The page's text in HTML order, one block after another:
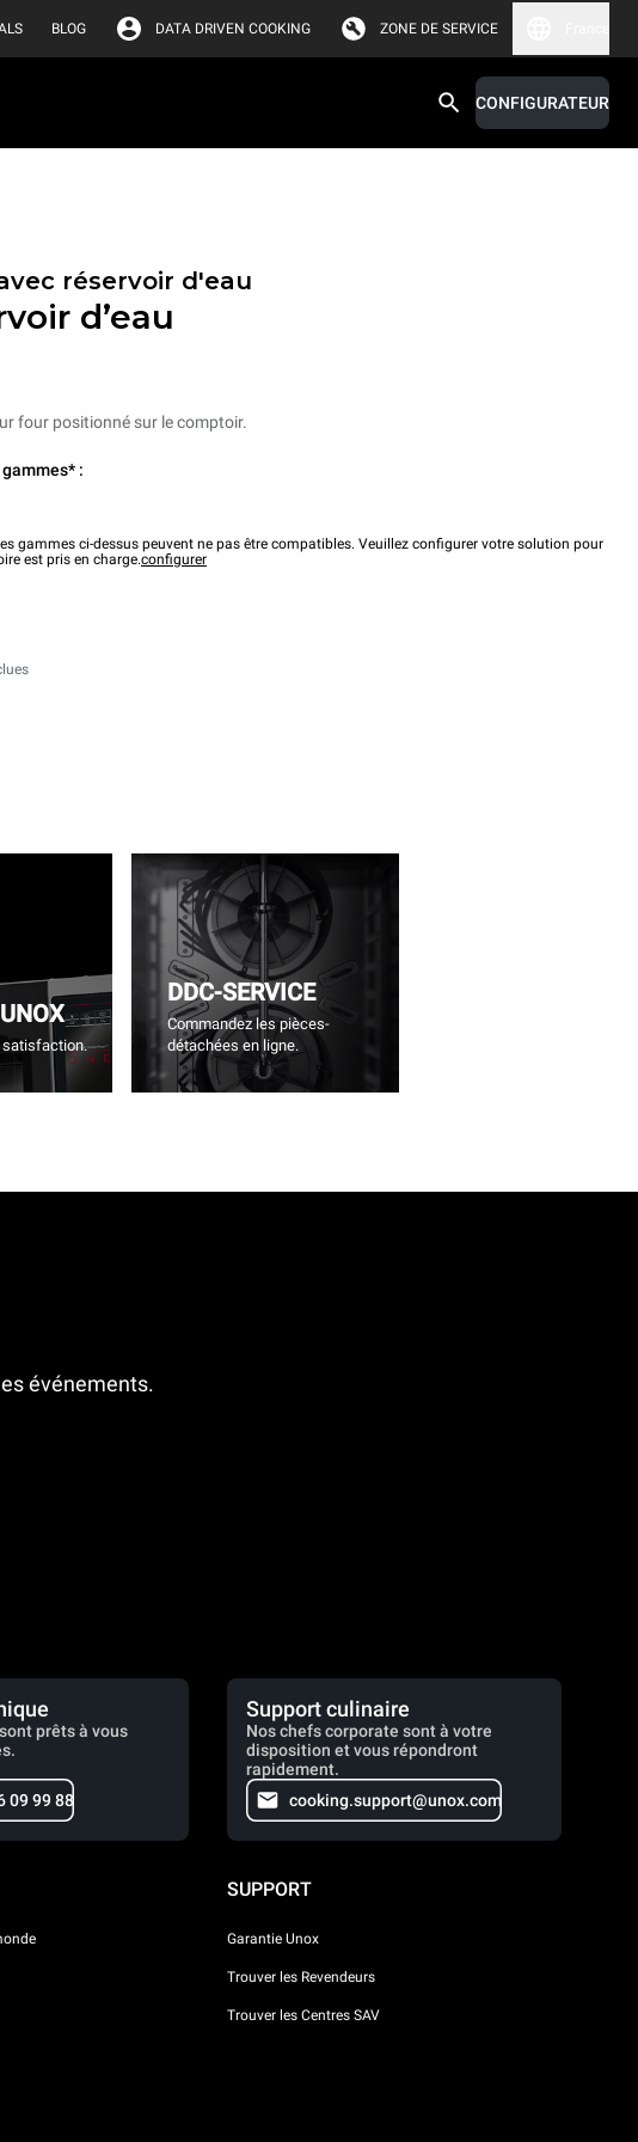
BLOG DATA DRIVEN COOKING ZONE DE SERVICE
CONFIGURATEUR
réservoir d'eau
d’eau
four positionné sur le comptoir.
:
gammes ci-dessus peuvent ne pas être compatibles. Veuillez configurer votre solution pour
est pris en charge.configurer
satisfaction.
DDC-SERVICE
Commandez les pièces-
détachées en ligne.
événements.
prêts à vous
09 99 88
Support culinaire
Nos chefs corporate sont à votre
disposition et vous répondront
rapidement.
cooking.support@unox.com
SUPPORT
Garantie Unox
Trouver les Revendeurs
Trouver les Centres SAV